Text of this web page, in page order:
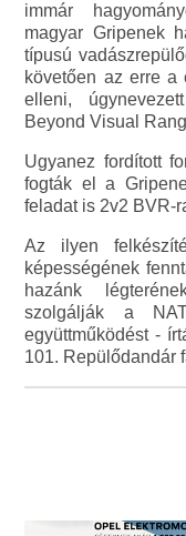
immár
magyar Gripenek
típusú
követően az erre a
elleni,
Beyond Visual
Ugyanez fordított
fogták el a
feladat is 2v2 BVR-
Az ilyen
képességének
hazánk
szolgálják a
együttműködést -
101. Repülődandár